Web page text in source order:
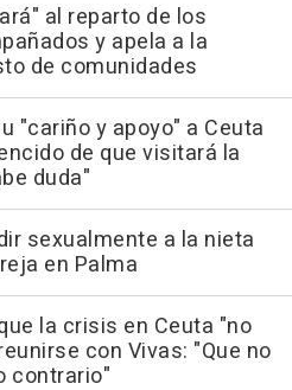
al reparto de los
y apela a la
de comunidades
"cariño y apoyo" a Ceuta
de que visitará la
duda"
sexualmente a la nieta
en Palma
la crisis en Ceuta "no
con Vivas: "Que no
contrario"